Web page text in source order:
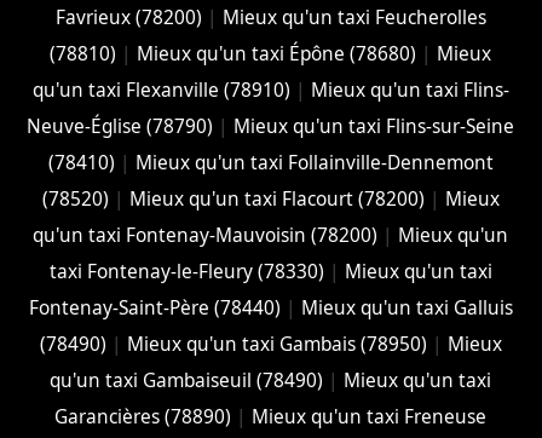
Favrieux (78200) | Mieux qu'un taxi Feucherolles
(78810) | Mieux qu'un taxi Épône (78680) | Mieux
qu'un taxi Flexanville (78910) | Mieux qu'un taxi Flins-
Neuve-Église (78790) | Mieux qu'un taxi Flins-sur-Seine
(78410) | Mieux qu'un taxi Follainville-Dennemont
(78520) | Mieux qu'un taxi Flacourt (78200) | Mieux
qu'un taxi Fontenay-Mauvoisin (78200) | Mieux qu'un
taxi Fontenay-le-Fleury (78330) | Mieux qu'un taxi
Fontenay-Saint-Père (78440) | Mieux qu'un taxi Galluis
(78490) | Mieux qu'un taxi Gambais (78950) | Mieux
qu'un taxi Gambaiseuil (78490) | Mieux qu'un taxi
Garancières (78890) | Mieux qu'un taxi Freneuse